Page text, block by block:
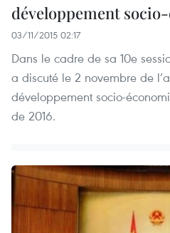
développement
03/11/2015 02:17
Dans le cadre de sa 10e
a discuté le 2 novembre de
développement socio-
de 2016.